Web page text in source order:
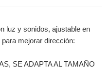
luz y sonidos, ajustable en
mejorar dirección:
SE ADAPTA AL TAMAÑO